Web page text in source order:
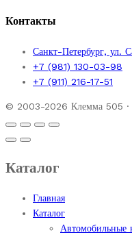
Контакты
Санкт-Петербург, ул.
+7 (981) 130-03-98
+7 (911) 216-17-51
© 2003-2026 Клемма 505 ·
Каталог
Главная
Каталог
Автомобильные